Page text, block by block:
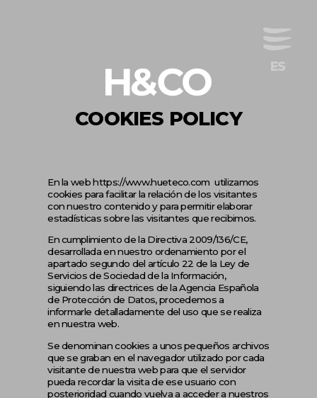
COOKIES POLICY
En la webhttps://www.hueteco.com utilizamos
cookies para facilitar la relación de los visitantes
con nuestro contenido y para permitir elaborar
estadísticas sobre las visitantes que recibimos.
En cumplimiento de la Directiva 2009/136/CE,
desarrollada en nuestro ordenamiento por el
apartado segundo del artículo 22 de la Ley de
Servicios de Sociedad de la Información,
siguiendo las directrices de la Agencia Española
de Protección de Datos, procedemos a
informarle detalladamente del uso que se realiza
en nuestra web.
Se denominan cookies a unos pequeños archivos
que se graban en el navegador utilizado por cada
visitante de nuestra web para que el servidor
pueda recordar la visita de ese usuario con
posterioridad cuando vuelva a acceder a nuestros